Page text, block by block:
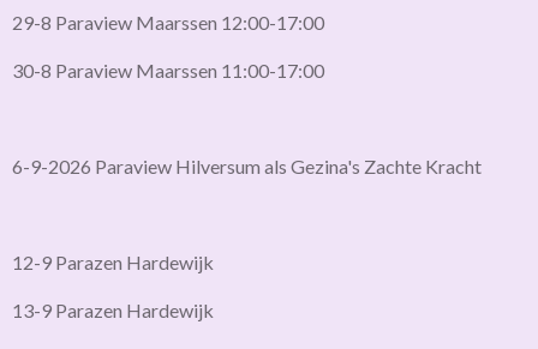
29-8 Paraview Maarssen 12:00-17:00
30-8 Paraview Maarssen 11:00-17:00
6-9-2026 Paraview Hilversum als Gezina's Zachte Kracht
12-9 Parazen Hardewijk
13-9 Parazen Hardewijk